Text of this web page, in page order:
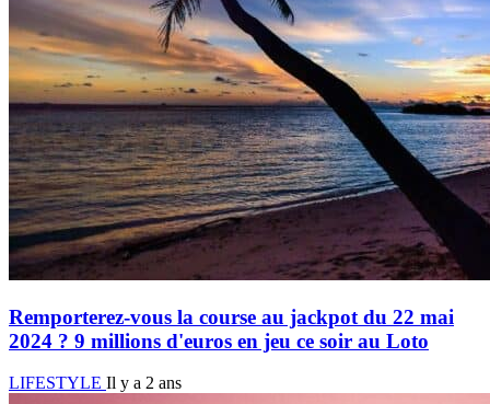
Remporterez-vous la course au jackpot du 22 mai
2024 ? 9 millions d'euros en jeu ce soir au Loto
LIFESTYLE Il y a 2 ans